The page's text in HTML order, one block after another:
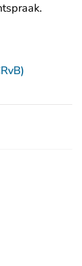
.
via X -
via
nieuwsbericht
dit